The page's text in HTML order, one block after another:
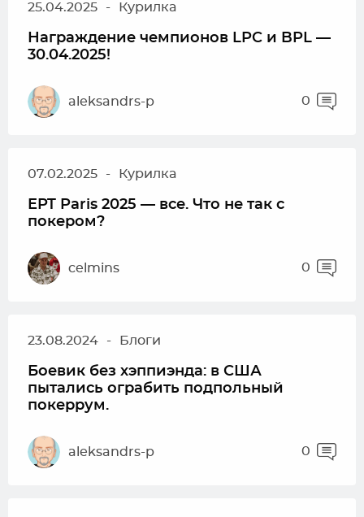
25.04.2025 - Курилка
Награждение чемпионов LPC и BPL —
30.04.2025!
aleksandrs-p 0
07.02.2025 - Курилка
EPT Paris 2025 — все. Что не так с
покером?
celmins 0
23.08.2024 - Блоги
Боевик без хэппиэнда: в США
пытались ограбить подпольный
покеррум.
aleksandrs-p 0